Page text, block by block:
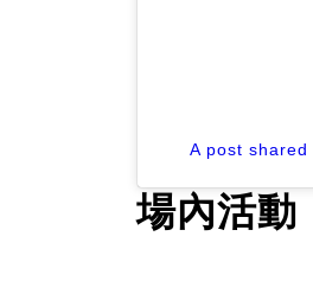
A post
場內活動